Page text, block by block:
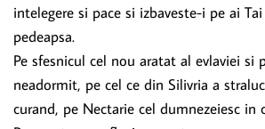
intelegere si pace si izbaveste-i pe ai
pedeapsa.
Pe sfesnicul cel nou aratat al evlaviei si
neadormit, pe cel ce din Silivria a
curand, pe Nectarie cel dumnezeiesc in